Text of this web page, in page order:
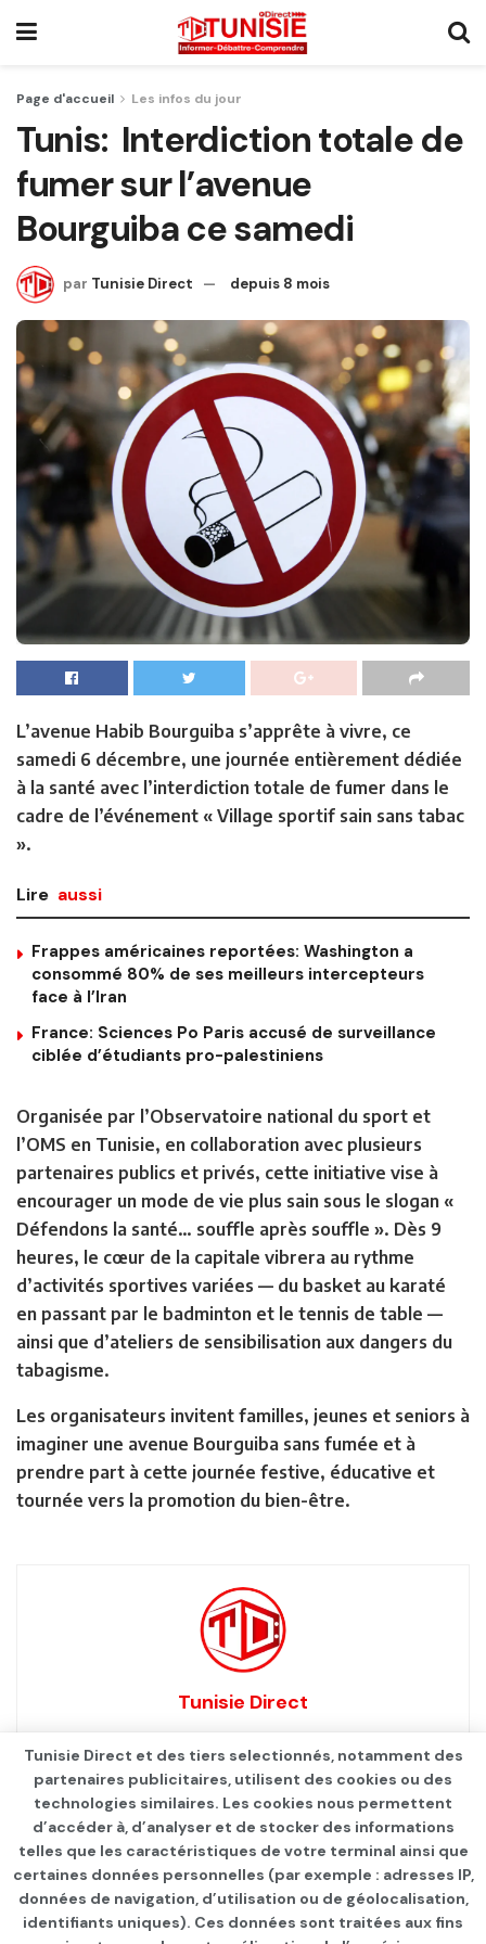
Page d'accueil Les infos du jour
Tunis: Interdiction totale de
fumer sur l’avenue
Bourguiba ce samedi
par Tunisie Direct depuis 8 mois
L’avenue Habib Bourguiba s’apprête à vivre, ce
samedi 6 décembre, une journée entièrement dédiée
à la santé avec l’interdiction totale de fumer dans le
cadre de l’événement « Village sportif sain sans tabac
».
Lire aussi
Frappes américaines reportées: Washington a
consommé 80% de ses meilleurs intercepteurs
face à l’Iran
France: Sciences Po Paris accusé de surveillance
ciblée d’étudiants pro-palestiniens
Organisée par l’Observatoire national du sport et
l’OMS en Tunisie, en collaboration avec plusieurs
partenaires publics et privés, cette initiative vise à
encourager un mode de vie plus sain sous le slogan «
Défendons la santé… souffle après souffle ». Dès 9
heures, le cœur de la capitale vibrera au rythme
d’activités sportives variées — du basket au karaté
en passant par le badminton et le tennis de table —
ainsi que d’ateliers de sensibilisation aux dangers du
tabagisme.
Les organisateurs invitent familles, jeunes et seniors à
imaginer une avenue Bourguiba sans fumée et à
prendre part à cette journée festive, éducative et
tournée vers la promotion du bien-être.
Tunisie Direct
Qui sommes-nous ? Advertise Contact S’identifier
Tunisie Direct et des tiers selectionnés, notamment des
partenaires publicitaires, utilisent des cookies ou des
technologies similaires. Les cookies nous permettent
d’accéder à, d’analyser et de stocker des informations
telles que les caractéristiques de votre terminal ainsi que
certaines données personnelles (par exemple : adresses IP,
données de navigation, d’utilisation ou de géolocalisation,
identifiants uniques). Ces données sont traitées aux fins